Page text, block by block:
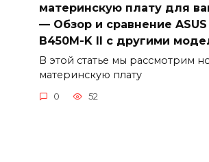
материнскую плату для
— Обзор и сравнение ASUS
B450M-K II с другими
В этой статье мы рассмотрим
материнскую плату
0 52